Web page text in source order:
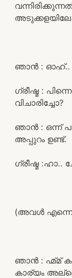
ഞാൻ : ഓഹ്..
ഗ്രീഷ്മ :
വിചാരിച്ചോ?
ഞാൻ : ഒന്ന്
അപ്പുറം ഉണ്ട്.
ഗ്രീഷ്മ :ഹാ..
(അവൾ
ഞാൻ : ഹ്മ്മ്
കാര്യം